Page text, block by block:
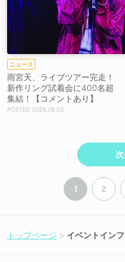
ニュース
雨宮天、ライブツアー完走！
新作リング試着会に400名超
集結！【コメントあり】
2026.08.03
1 2
トップページ イベントイン